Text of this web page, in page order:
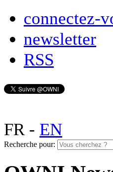
connectez-
newsletter
RSS
FR- EN
Recherche pour: